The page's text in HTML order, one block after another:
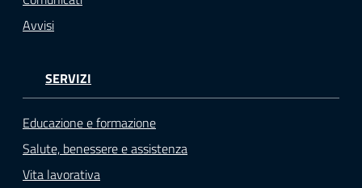
Avvisi
SERVIZI
Educazione e formazione
Salute, benessere e assistenza
Vita lavorativa